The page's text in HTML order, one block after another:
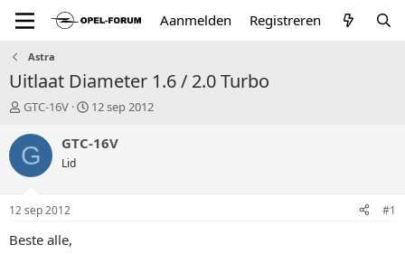
Aanmelden Registreren
Astra
Uitlaat Diameter 1.6 / 2.0 Turbo
T
p
i
a
r
GTC-16V
S
a
12 sep 2012
G GTC-16V
Lid
12 sep 2012 #1
Beste alle,